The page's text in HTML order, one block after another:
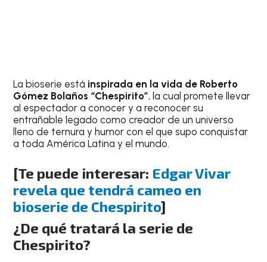
La bioserie está inspirada en la vida de Roberto
Gómez Bolaños “Chespirito”, la cual promete llevar
al espectador a conocer y a reconocer su
entrañable legado como creador de un universo
lleno de ternura y humor con el que supo conquistar
a toda América Latina y el mundo.
[Te puede interesar: Edgar Vivar
revela que tendrá cameo en
bioserie de Chespirito]
¿De qué tratará la serie de
Chespirito?